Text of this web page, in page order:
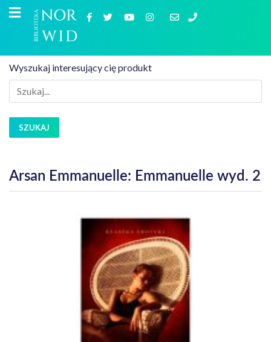
Wyszukaj interesujący cię produkt
SZUKAJ
Arsan Emmanuelle: Emmanuelle wyd. 2